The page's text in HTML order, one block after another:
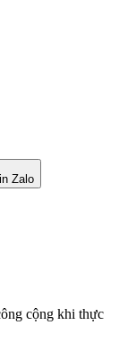
Zalo
cộng khi thực